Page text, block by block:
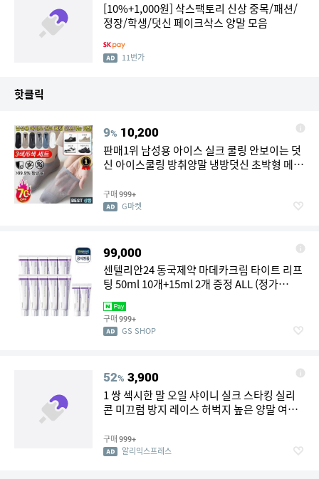
[10%+1,000원] 삭스팩토리 신상 중목/패션/
정장/학생/덧신 페이크삭스 양말 모음
11번가
핫클릭
9% 10,200
판매1위 남성용 아이스 실크 쿨링 안보이는 덧
신 아이스쿨링 방취양말 냉방덧신 초박형 메쉬
구매 999+
G마켓
99,000
센텔리안24 동국제약 마데카크림 타이트 리프
팅 50ml 10개+15ml 2개 증정 ALL (정가
422,000원)
구매 999+
GS SHOP
52% 3,900
1 쌍 섹시한 말 오일 샤이니 실크 스타킹 실리
콘 미끄럼 방지 레이스 허벅지 높은 양말 여름
구매 999+
알리익스프레스